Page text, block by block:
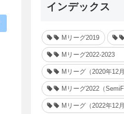
インデックス
Mリーグ2019
Mリーグ2022-2023
Mリーグ（2020年12月
Mリーグ2022（
Mリーグ（2022年12月